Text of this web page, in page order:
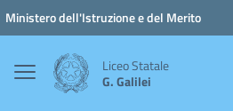
Vai ai contenuti
Vai al menu di navigazione
Vai al footer
Ministero dell'Istruzione e del Merito
Liceo Statale
G. Galilei